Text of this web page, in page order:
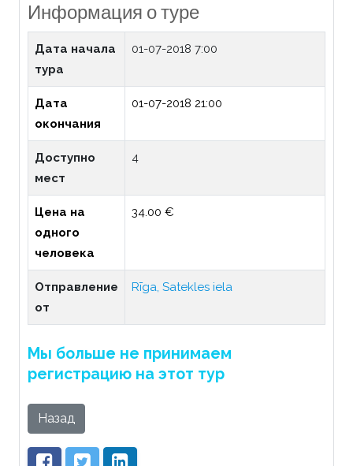
Информация о туре
Дата начала
тура
01-07-2018 7:00
Дата
окончания
01-07-2018 21:00
Доступно
мест
4
Цена на
одного
человека
34.00 €
Отправление
от
Rīga, Satekles iela
Мы больше не принимаем
регистрацию на этот тур
Назад